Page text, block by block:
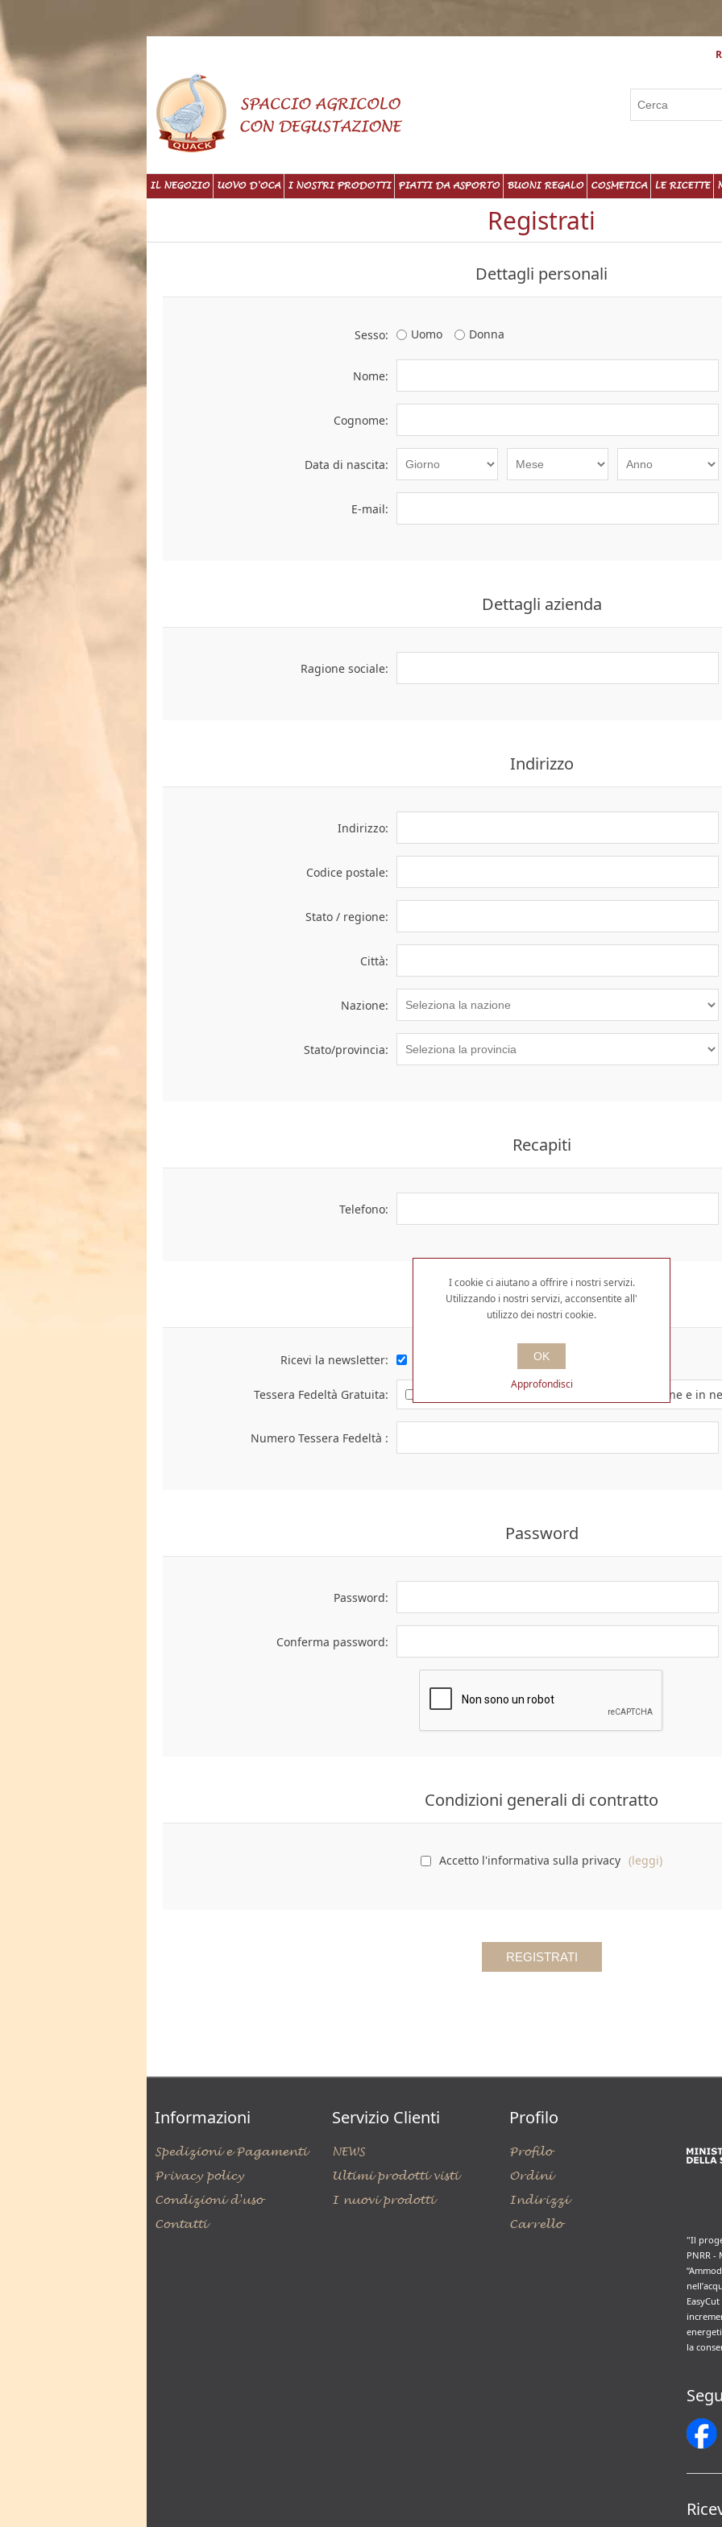
IL NEGOZIO UOVO D'OCA I NOSTRI PRODOTTI PIATTI DA ASPORTO BUONI REGALO COSMETICA LE RICETTE
Registrati
Dettagli personali
Sesso: Uomo Donna
Nome:
Cognome:
Data di nascita:
E-mail:
Dettagli azienda
Ragione sociale:
Indirizzo
Indirizzo:
Codice postale:
Stato / regione:
Città:
Nazione:
Stato/provincia:
Recapiti
Telefono:
Opzioni
Ricevi la newsletter:
Tessera Fedeltà Gratuita: per ottenere sconti e vantaggi su acquisti online e in
Numero Tessera Fedeltà :
Password
Password:
Conferma password:
Condizioni generali di contratto
Accetto l'informativa sulla privacy (leggi)
Informazioni
Spedizioni e Pagamenti
Privacy policy
Condizioni d'uso
Contatti
Servizio Clienti
NEWS
Ultimi prodotti visti
I nuovi prodotti
Profilo
Profilo
Ordini
Indirizzi
Carrello
"Il
PNRR -
la
I cookie ci aiutano a offrire i nostri servizi.
Utilizzando i nostri servizi, acconsentite all'
utilizzo dei nostri cookie.
OK
Approfondisci